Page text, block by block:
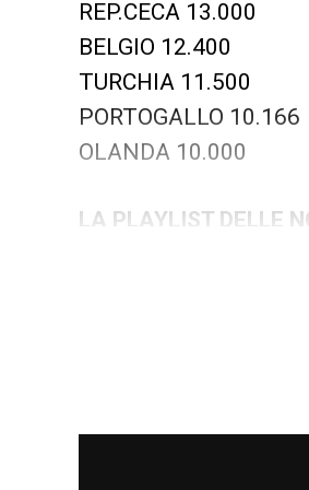
REP.CECA 13.000
BELGIO 12.400
TURCHIA 11.500
PORTOGALLO 10.166
OLANDA 10.000
LA PLAYLIST DELLE